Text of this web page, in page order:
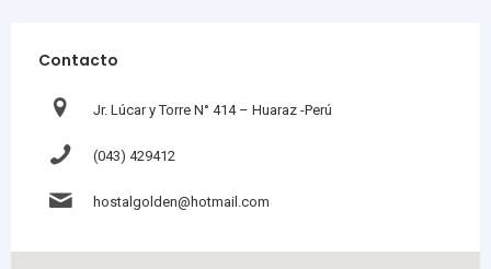
Contacto
Jr. Lúcar y Torre N° 414 – Huaraz -Perú
(043) 429412
hostalgolden@hotmail.com